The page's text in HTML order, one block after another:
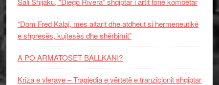
“Dom Fred Kalaj, mes altarit dhe atdheut si hermeneutikë
e shpresës, kujtesës dhe shërbimit”
A PO ARMATOSET BALLKANI?
Kriza e vlerave – Tragjedia e vërtetë e tranzicionit shqiptar